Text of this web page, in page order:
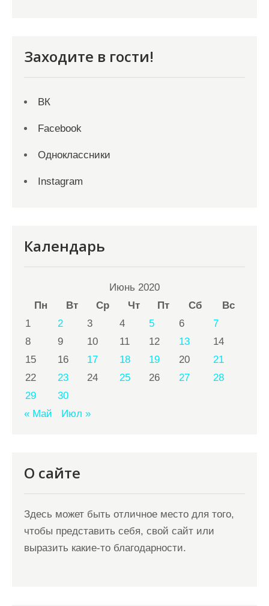
Заходите в гости!
ВК
Facebook
Одноклассники
Instagram
Календарь
Июнь 2020
Пн
Вт Ср Чт Пт Сб
Вс
1
2 3 4 5 6
7
8
9 10 11 12 13
14
15
16 17 18 19 20
21
22
23 24 25 26 27
28
29
30
« Май
Июл »
О сайте
Здесь может быть отличное место для того,
чтобы представить себя, свой сайт или
выразить какие-то благодарности.